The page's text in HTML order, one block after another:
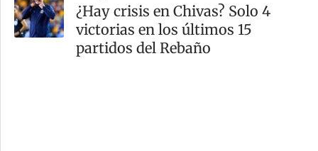
¿Hay crisis en Chivas? Solo 4
victorias en los últimos 15
partidos del Rebaño